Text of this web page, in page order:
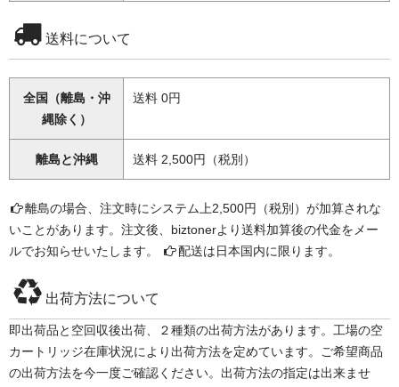
送料について
全国（離島・沖
縄除く）
送料 0円
離島と沖縄 送料 2,500円（税別）
離島の場合、注文時にシステム上2,500円（税別）が加算されな
いことがあります。注文後、biztonerより送料加算後の代金をメー
ルでお知らせいたします。
配送は日本国内に限ります。
出荷方法について
即出荷品と空回収後出荷、２種類の出荷方法があります。工場の空
カートリッジ在庫状況により出荷方法を定めています。ご希望商品
の出荷方法を今一度ご確認ください。出荷方法の指定は出来ませ